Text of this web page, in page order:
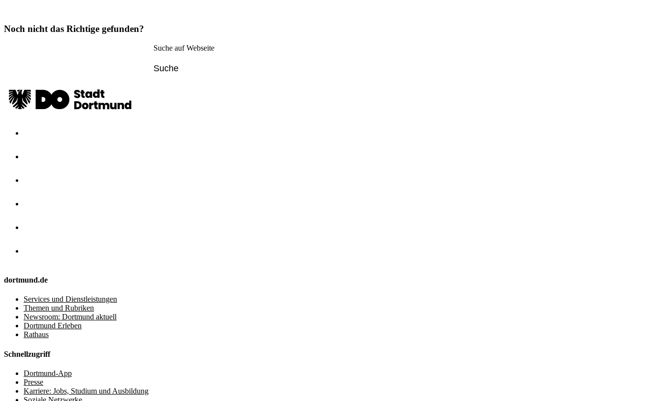
Noch nicht das Richtige gefunden?
Suche auf Webseite
dortmund.de
Services und Dienstleistungen
Themen und Rubriken
Newsroom: Dortmund aktuell
Dortmund Erleben
Rathaus
Schnellzugriff
Dortmund-App
Presse
Karriere: Jobs, Studium und Ausbildung